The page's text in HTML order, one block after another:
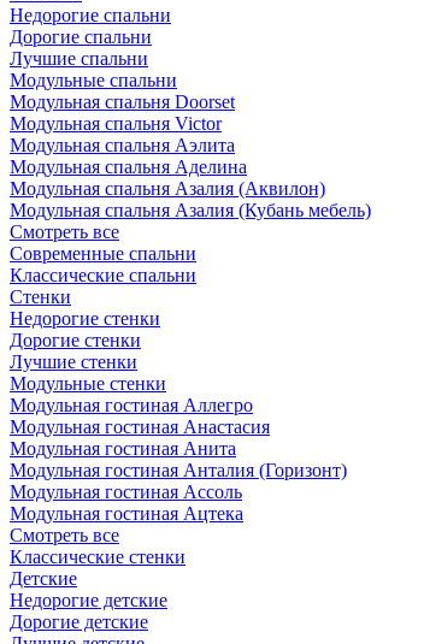
Недорогие спальни
Дорогие спальни
Лучшие спальни
Модульные спальни
Модульная спальня Doorset
Модульная спальня Victor
Модульная спальня Аэлита
Модульная спальня Аделина
Модульная спальня Азалия (Аквилон)
Модульная спальня Азалия (Кубань мебель)
Смотреть все
Современные спальни
Классические спальни
Стенки
Недорогие стенки
Дорогие стенки
Лучшие стенки
Модульные стенки
Модульная гостиная Аллегро
Модульная гостиная Анастасия
Модульная гостиная Анита
Модульная гостиная Анталия (Горизонт)
Модульная гостиная Ассоль
Модульная гостиная Ацтека
Смотреть все
Классические стенки
Детские
Недорогие детские
Дорогие детские